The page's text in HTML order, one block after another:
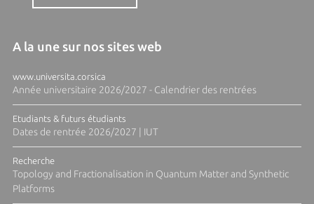
A la une sur nos sites web
www.universita.corsica
Année universitaire 2026/2027 - Calendrier des rentrées
Etudiants & futurs étudiants
Dates de rentrée 2026/2027 | IUT
Recherche
Topology and Fractionalisation in Quantum Matter and Synthetic
Platforms